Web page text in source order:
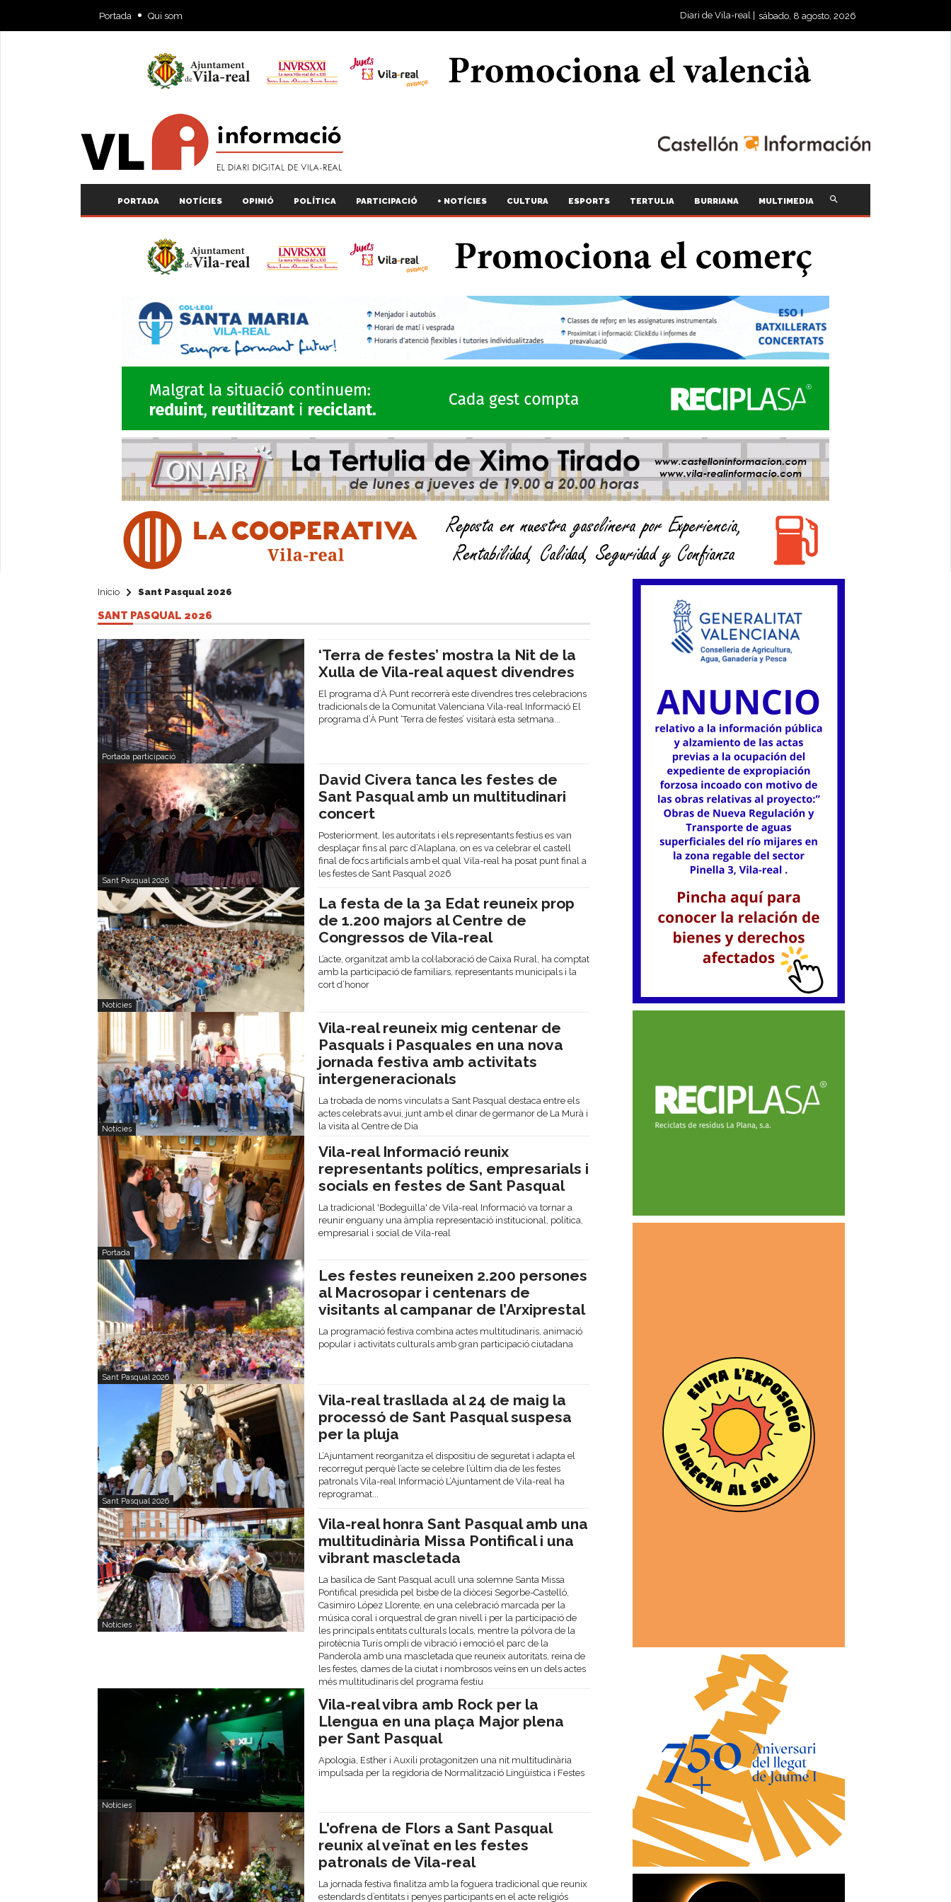
Portada Qui som Diari de Vila-real | sábado, 8 agosto, 2026
PORTADA NOTÍCIES OPINIÓ POLÍTICA PARTICIPACIÓ + NOTÍCIES CULTURA ESPORTS TERTULIA BURRIANA MULTIMEDIA
Inicio Sant Pasqual 2026
SANT PASQUAL 2026
Portada participació
‘Terra de festes’ mostra la Nit de la
Xulla de Vila-real aquest divendres
El programa d’À Punt recorrerà este divendres tres celebracions
tradicionals de la Comunitat Valenciana Vila-real Informació El
programa d’À Punt ‘Terra de festes’ visitarà esta setmana...
Sant Pasqual 2026
David Civera tanca les festes de
Sant Pasqual amb un multitudinari
concert
Posteriorment, les autoritats i els representants festius es van
desplaçar fins al parc d’Alaplana, on es va celebrar el castell
final de focs artificials amb el qual Vila-real ha posat punt final a
les festes de Sant Pasqual 2026
Notícies
La festa de la 3a Edat reuneix prop
de 1.200 majors al Centre de
Congressos de Vila-real
L’acte, organitzat amb la col·laboració de Caixa Rural, ha comptat
amb la participació de familiars, representants municipals i la
cort d’honor
Notícies
Vila-real reuneix mig centenar de
Pasquals i Pasquales en una nova
jornada festiva amb activitats
intergeneracionals
La trobada de noms vinculats a Sant Pasqual destaca entre els
actes celebrats avui, junt amb el dinar de germanor de La Murà i
la visita al Centre de Dia
Portada
Vila-real Informació reunix
representants polítics, empresarials i
socials en festes de Sant Pasqual
La tradicional 'Bodeguilla' de Vila-real Informació va tornar a
reunir enguany una àmplia representació institucional, política,
empresarial i social de Vila-real
Sant Pasqual 2026
Les festes reuneixen 2.200 persones
al Macrosopar i centenars de
visitants al campanar de l’Arxiprestal
La programació festiva combina actes multitudinaris, animació
popular i activitats culturals amb gran participació ciutadana
Sant Pasqual 2026
Vila-real trasllada al 24 de maig la
processó de Sant Pasqual suspesa
per la pluja
L’Ajuntament reorganitza el dispositiu de seguretat i adapta el
recorregut perquè l’acte se celebre l’últim dia de les festes
patronals Vila-real Informació L’Ajuntament de Vila-real ha
reprogramat...
Notícies
Vila-real honra Sant Pasqual amb una
multitudinària Missa Pontifical i una
vibrant mascletada
La basílica de Sant Pasqual acull una solemne Santa Missa
Pontifical presidida pel bisbe de la diòcesi Segorbe-Castelló,
Casimiro López Llorente, en una celebració marcada per la
música coral i orquestral de gran nivell i per la participació de
les principals entitats culturals locals, mentre la pólvora de la
pirotècnia Turís ompli de vibració i emoció el parc de la
Panderola amb una mascletada que reuneix autoritats, reina de
les festes, dames de la ciutat i nombrosos veïns en un dels actes
més multitudinaris del programa festiu
Notícies
Vila-real vibra amb Rock per la
Llengua en una plaça Major plena
per Sant Pasqual
Apologia, Esther i Auxili protagonitzen una nit multitudinària
impulsada per la regidoria de Normalització Lingüística i Festes
L'ofrena de Flors a Sant Pasqual
reunix al veïnat en les festes
patronals de Vila-real
La jornada festiva finalitza amb la foguera tradicional que reunix
estendards d’entitats i penyes participants en el acte religiós